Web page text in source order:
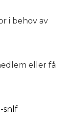
i behov av
eller få
snlf